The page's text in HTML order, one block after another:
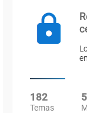
182
Temas